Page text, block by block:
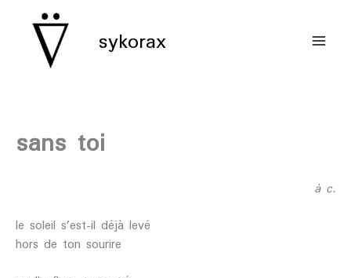
contenu sykorax
sans toi
à c.
le soleil s’est-il déjà levé
hors de ton sourire